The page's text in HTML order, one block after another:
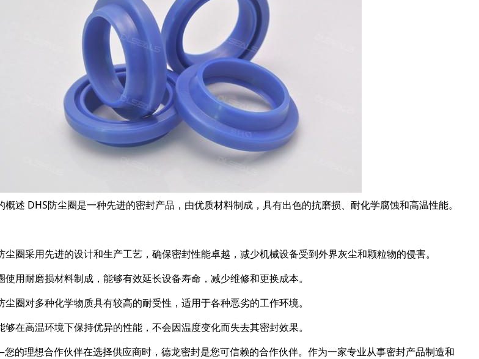
述 DHS防尘圈是一种先进的密封产品，由优质材料制成，具有出色的抗磨损、耐化学腐蚀和高温性能。
圈采用先进的设计和生产工艺，确保密封性能卓越，减少机械设备受到外界灰尘和颗粒物的侵害。
用耐磨损材料制成，能够有效延长设备寿命，减少维修和更换成本。
圈对多种化学物质具有较高的耐受性，适用于各种恶劣的工作环境。
在高温环境下保持优异的性能，不会因温度变化而失去其密封效果。
的理想合作伙伴在选择供应商时，德龙密封是您可信赖的合作伙伴。作为一家专业从事密封产品制造和